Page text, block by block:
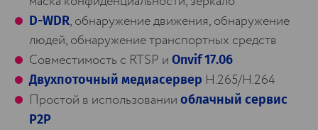
D-WDR, обнаружение движения, обнаружение
людей, обнаружение транспортных средств
Совместимость с RTSP и Onvif 17.06
Двухпоточный медиасервер H.265/H.264
Простой в использовании облачный сервис
P2P